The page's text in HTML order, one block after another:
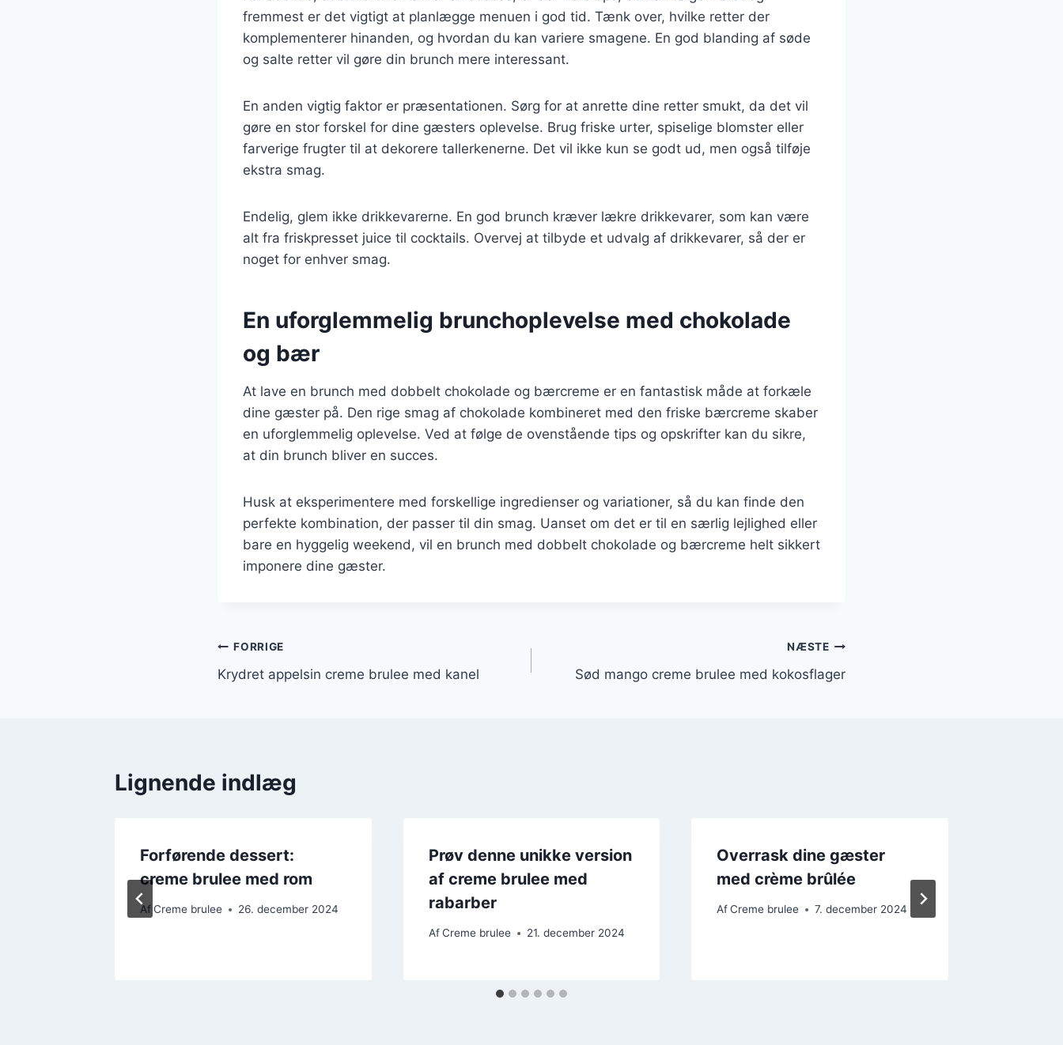
fremmest er det vigtigt at planlægge menuen i god tid. Tænk over, hvilke retter der
komplementerer hinanden, og hvordan du kan variere smagene. En god blanding af søde
og salte retter vil gøre din brunch mere interessant.
En anden vigtig faktor er præsentationen. Sørg for at anrette dine retter smukt, da det vil
gøre en stor forskel for dine gæsters oplevelse. Brug friske urter, spiselige blomster eller
farverige frugter til at dekorere tallerkenerne. Det vil ikke kun se godt ud, men også tilføje
ekstra smag.
Endelig, glem ikke drikkevarerne. En god brunch kræver lækre drikkevarer, som kan være
alt fra friskpresset juice til cocktails. Overvej at tilbyde et udvalg af drikkevarer, så der er
noget for enhver smag.
En uforglemmelig brunchoplevelse med chokolade
og bær
At lave en brunch med dobbelt chokolade og bærcreme er en fantastisk måde at forkæle
dine gæster på. Den rige smag af chokolade kombineret med den friske bærcreme skaber
en uforglemmelig oplevelse. Ved at følge de ovenstående tips og opskrifter kan du sikre,
at din brunch bliver en succes.
Husk at eksperimentere med forskellige ingredienser og variationer, så du kan finde den
perfekte kombination, der passer til din smag. Uanset om det er til en særlig lejlighed eller
bare en hyggelig weekend, vil en brunch med dobbelt chokolade og bærcreme helt sikkert
imponere dine gæster.
Indlægsnavigation
FORRIGE
Krydret appelsin creme brulee med kanel
NÆSTE
Sød mango creme brulee med kokosflager
Lignende indlæg
Forførende dessert:
creme brulee med rom
AfCreme brulee 26. december 2024
Prøv denne unikke version
af creme brulee med
rabarber
Af Creme brulee 21. december 2024
Overrask dine gæster
med crème brûlée
Af Creme brulee 7. december 2024